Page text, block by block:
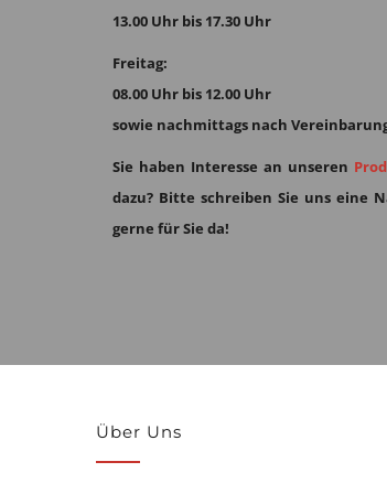
13.00 Uhr bis 17.30 Uhr
Freitag:
08.00 Uhr bis 12.00 Uhr
sowie nachmittags nach
Sie haben Interesse an unseren
dazu? Bitte schreiben Sie uns eine
gerne für Sie da!
Über Uns